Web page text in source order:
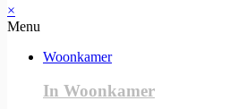
×
Menu
Woonkamer
In Woonkamer